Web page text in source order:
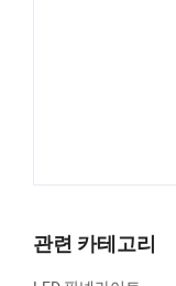
관련 카테고리